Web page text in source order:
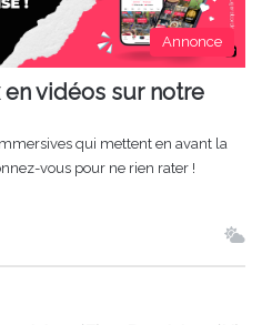
Annonce
vidéos sur notre
qui mettent en avant la
vous pour ne rien rater !